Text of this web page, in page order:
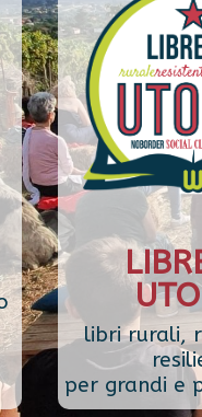
libri rurali,
per grandi e